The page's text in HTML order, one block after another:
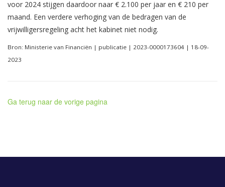
voor 2024 stijgen daardoor naar € 2.100 per jaar en € 210 per
maand. Een verdere verhoging van de bedragen van de
vrijwilligersregeling acht het kabinet niet nodig.
Bron: Ministerie van Financiën | publicatie | 2023-0000173604 | 18-09-
2023
Ga terug naar de vorige pagina